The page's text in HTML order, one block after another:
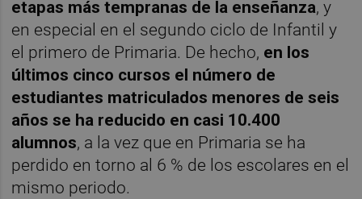
etapas más tempranas de la enseñanza, y
en especial en el segundo ciclo de Infantil y
el primero de Primaria. De hecho, en los
últimos cinco cursos el número de
estudiantes matriculados menores de seis
años se ha reducido en casi 10.400
alumnos, a la vez que en Primaria se ha
perdido en torno al 6 % de los escolares en el
mismo periodo.